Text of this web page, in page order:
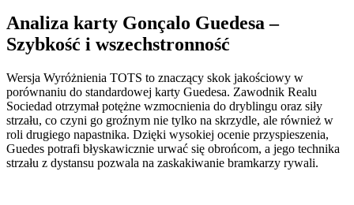
Analiza karty Gonçalo Guedesa –
Szybkość i wszechstronność
Wersja Wyróżnienia TOTS to znaczący skok jakościowy w
porównaniu do standardowej karty Guedesa. Zawodnik Realu
Sociedad otrzymał potężne wzmocnienia do dryblingu oraz siły
strzału, co czyni go groźnym nie tylko na skrzydle, ale również w
roli drugiego napastnika. Dzięki wysokiej ocenie przyspieszenia,
Guedes potrafi błyskawicznie urwać się obrońcom, a jego technika
strzału z dystansu pozwala na zaskakiwanie bramkarzy rywali.